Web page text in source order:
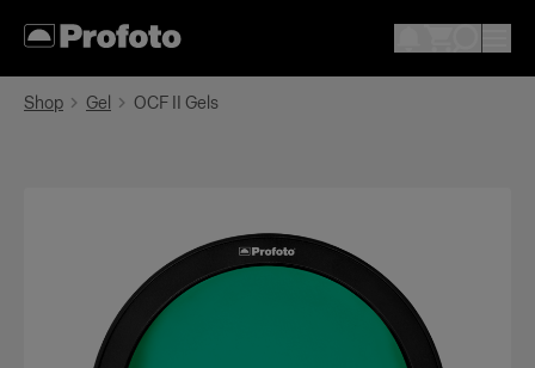
Shop Gel OCF II Gels